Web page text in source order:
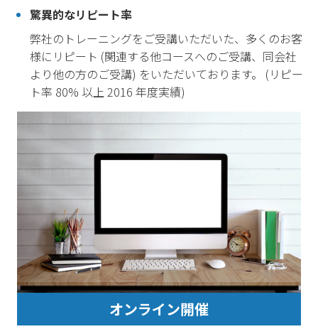
驚異的なリピート率
弊社のトレーニングをご受講いただいた、多くのお客
様にリピート (関連する他コースへのご受講、同会社
より他の方のご受講) をいただいております。 (リピー
ト率 80% 以上 2016 年度実績)
オンライン開催